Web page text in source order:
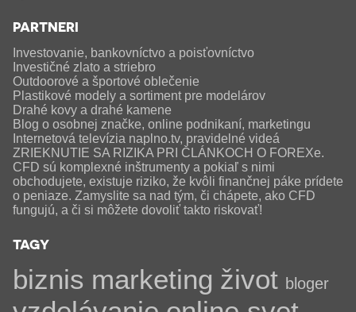
PARTNERI
Investovanie, bankovníctvo a poisťovníctvo
Investičné zlato a striebro
Outdoorové a športové oblečenie
Plastikové modely a sortiment pre modelárov
Drahé kovy a drahé kamene
Blog o osobnej značke, online podnikaní, marketingu
Internetová televízia naplno.tv, pravidelné videá
ZRIEKNUTIE SA RIZIKA PRI ČLÁNKOCH O FOREXe.
CFD sú komplexné inštrumenty a pokiaľ s nimi
obchodujete, existuje riziko, že kvôli finančnej páke prídete
o peniaze. Zamyslite sa nad tým, či chápete, ako CFD
fungujú, a či si môžete dovoliť takto riskovať!
TAGY
biznis marketing život bloger